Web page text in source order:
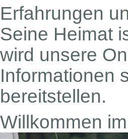
Erfahrungen
Seine Heimat
wird unsere
Informationen
bereitstellen.
Willkommen